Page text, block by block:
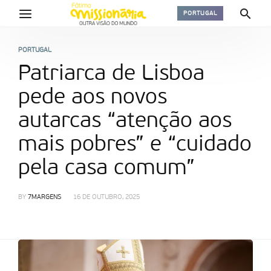
PORTUGAL
PORTUGAL
Patriarca de Lisboa
pede aos novos
autarcas “atenção aos
mais pobres” e “cuidado
pela casa comum”
BY 7MARGENS 16 DE OUTUBRO, 2025